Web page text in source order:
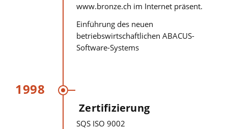
www.bronze.ch im Internet präsent.
Einführung des neuen
betriebswirtschaftlichen ABACUS-
Software-Systems
1998
Zertifizierung
SQS ISO 9002